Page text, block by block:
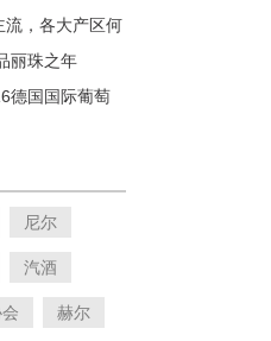
流，各大产区何
丽珠之年
德国国际葡萄
尼尔
汽酒
赫尔